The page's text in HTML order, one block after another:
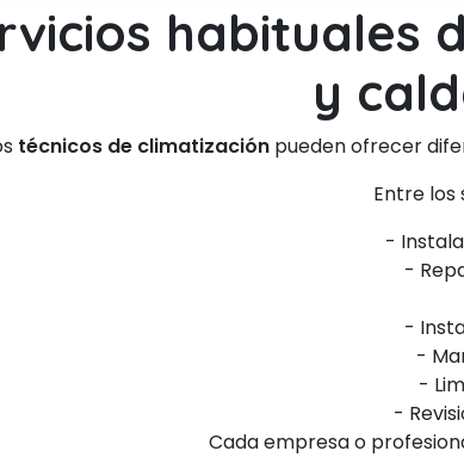
habituales
y
técnicos de climatizaciónpueden ofrecer
Entre los
-
-
-
-
-
-
Cada empresa o